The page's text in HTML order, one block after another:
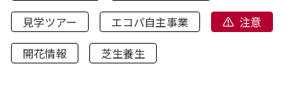
見学ツアー
エコパ自主事業
注意
開花情報
芝生養生